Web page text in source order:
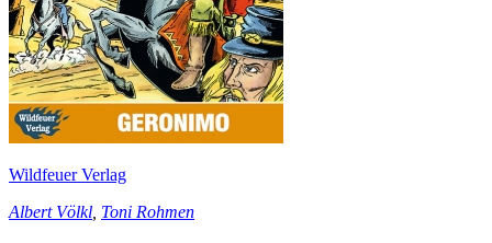
Wildfeuer Verlag
Albert Völkl Toni Rohmen